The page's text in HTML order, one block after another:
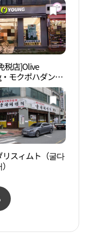
税店]Olive
モクポハダン
下塘）店(올리브
하당점)
リスィムト（굴다